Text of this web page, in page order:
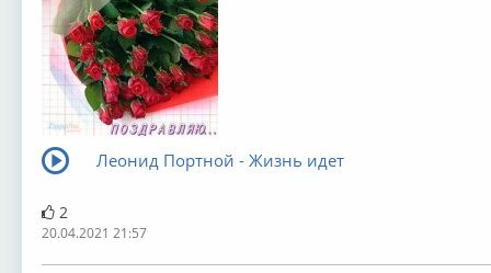
Леонид Портной - Жизнь идет
2
20.04.2021 21:57